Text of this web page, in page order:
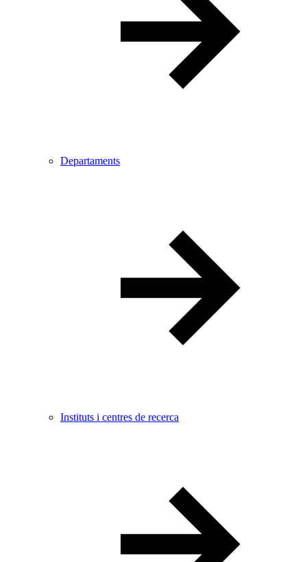
Departaments
Instituts i centres de recerca